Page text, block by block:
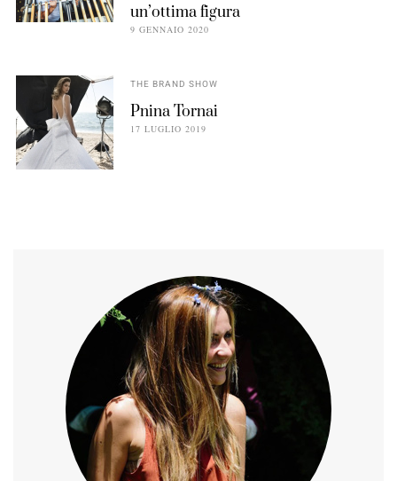
un’ottima figura
9 GENNAIO 2020
THE BRAND SHOW
Pnina Tornai
17 LUGLIO 2019